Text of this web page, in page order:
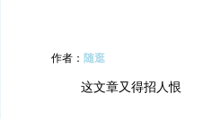
作者： 随逛
这文章又得招人恨